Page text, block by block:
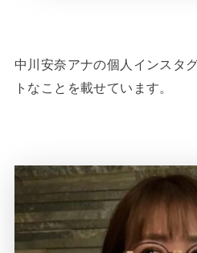
中川安奈アナの個人インスタ
トなことを載せています。